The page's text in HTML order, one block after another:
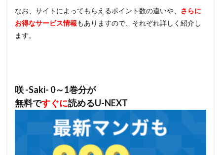
なお、サイトによってもらえるポイント数の違いや、 さらに
お得なサービス情報もありますので、それぞれ詳しく紹介し
ます。
咲 -Saki- 0～1巻分が
無料ですぐに読めるU-NEXT